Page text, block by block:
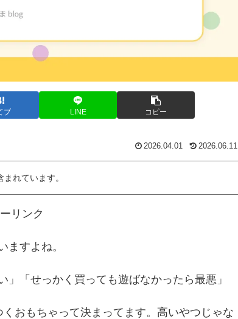
ブ LINE コピー
2026.04.01 2026.06.11
れています。
リンク
ますよね。
」「せっかく買っても遊ばなかったら最悪」
おもちゃって決まってます。高いやつじゃな